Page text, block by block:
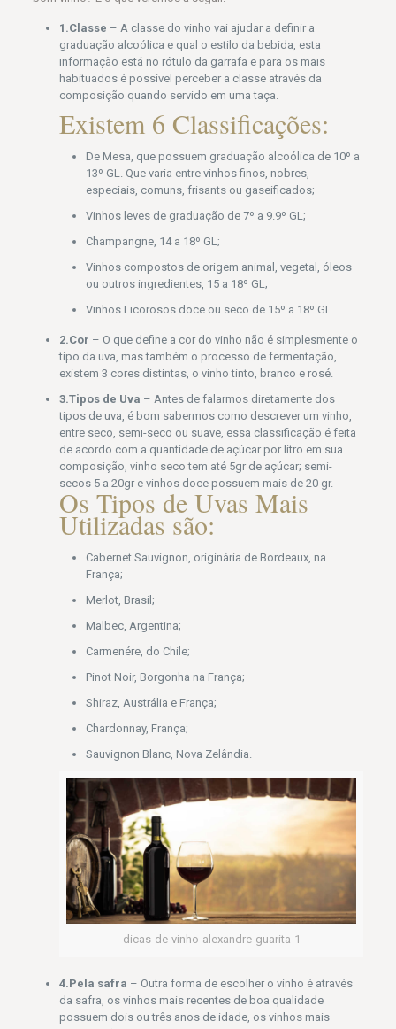
1.Classe – A classe do vinho vai ajudar a definir a
graduação alcoólica e qual o estilo da bebida, esta
informação está no rótulo da garrafa e para os mais
habituados é possível perceber a classe através da
composição quando servido em uma taça.
Existem 6 Classificações:
De Mesa, que possuem graduação alcoólica de 10º a
13º GL. Que varia entre vinhos finos, nobres,
especiais, comuns, frisants ou gaseificados;
Vinhos leves de graduação de 7º a 9.9º GL;
Champangne, 14 a 18º GL;
Vinhos compostos de origem animal, vegetal, óleos
ou outros ingredientes, 15 a 18º GL;
Vinhos Licorosos doce ou seco de 15º a 18º GL.
2.Cor – O que define a cor do vinho não é simplesmente o
tipo da uva, mas também o processo de fermentação,
existem 3 cores distintas, o vinho tinto, branco e rosé.
3.Tipos de Uva – Antes de falarmos diretamente dos
tipos de uva, é bom sabermos como descrever um vinho,
entre seco, semi-seco ou suave, essa classificação é feita
de acordo com a quantidade de açúcar por litro em sua
composição, vinho seco tem até 5gr de açúcar; semi-
secos 5 a 20gr e vinhos doce possuem mais de 20 gr.
Os Tipos de Uvas Mais
Utilizadas são:
Cabernet Sauvignon, originária de Bordeaux, na
França;
Merlot, Brasil;
Malbec, Argentina;
Carmenére, do Chile;
Pinot Noir, Borgonha na França;
Shiraz, Austrália e França;
Chardonnay, França;
Sauvignon Blanc, Nova Zelândia.
dicas-de-vinho-alexandre-guarita-1
4.Pela safra – Outra forma de escolher o vinho é através
da safra, os vinhos mais recentes de boa qualidade
possuem dois ou três anos de idade, os vinhos mais